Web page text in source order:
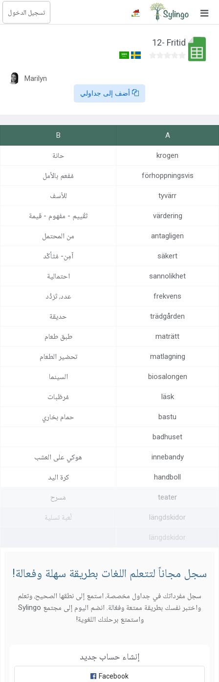
تسجيل الدخول
الصفحة الرئيسية
الأسئلة التعليمية
12- Fritid
Marilyn
أضف إلى جداولي
A
B
krogen حانة
förhoppningsvis ‏مُفعم بالأمل
tyvärr ‏للأسف
värdering تَقْييم‏ - مفهوم - قيمة
antagligen ‏من المحتمل
säkert ‏آمِن- ‏مُتَأكّد‏
sannolikhet احتمالية
frekvens عدد، ‏تَرَدُّد
trädgården حديقة‏
maträtt طبق طعام
matlagning ‏تحضير الطعام
biosalongen السينما
läsk مُرطّبات
bastu ‏حمام بخاري
badhuset
innebandy هوكي على العشب
handboll ‏كرة اليد
teater مَسرح
längdskidor ‏لُعبة تسلية
längdskidor
سجل مجاناً لتتعلم اللغات بطريقة سهلة وفعالة!
سجل مفرداتك في جداول مخصصة، استمع إلى نطقها الصحيح، وتعلم
واختبر نفسك بطريقة ممتعة وفعّالة. انضم اليوم إلى مجتمع Sylingo
واستمتع برحلتك اللغوية!
إنشاء حساب جديد
Facebook